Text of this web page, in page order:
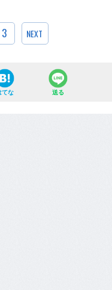
3 NEXT
てな 送る